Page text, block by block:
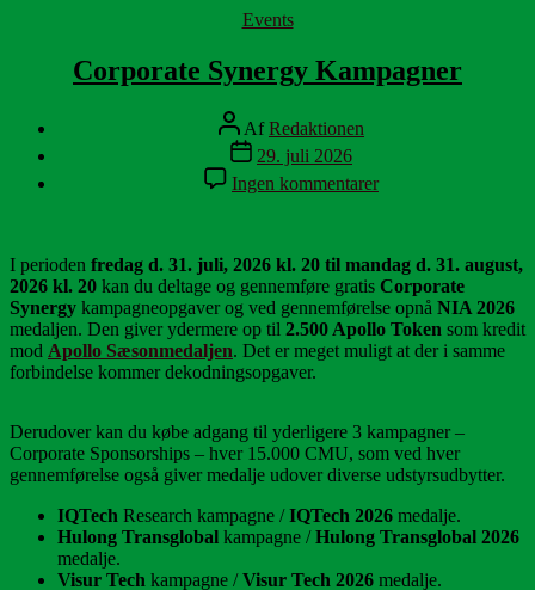
Kategorier
Events
Corporate Synergy Kampagner
Indlægsforfatter
AfRedaktionen
Indlægsdato
29. juli 2026
Ingen kommentarertil
Corporate
I perioden fredag d. 31. juli, 2026 kl. 20 til mandag d. 31. august,
2026 kl. 20 kan du deltage og gennemføre gratis Corporate
Synergy kampagneopgaver og ved gennemførelse opnå NIA 2026
medaljen. Den giver ydermere op til 2.500 Apollo Token som kredit
mod Apollo Sæsonmedaljen. Det er meget muligt at der i samme
forbindelse kommer dekodningsopgaver.
Derudover kan du købe adgang til yderligere 3 kampagner –
Corporate Sponsorships – hver 15.000 CMU, som ved hver
gennemførelse også giver medalje udover diverse udstyrsudbytter.
IQTech Research kampagne /IQTech 2026 medalje.
Hulong Transglobal kampagne /Hulong Transglobal 2026
medalje.
Visur Tech kampagne /Visur Tech 2026 medalje.